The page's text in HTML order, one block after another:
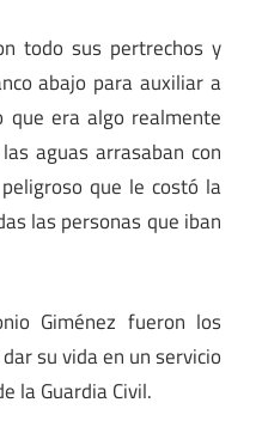
todo sus pertrechos y
abajo para auxiliar a
que era algo realmente
aguas arrasaban con
que le costó la
las personas que iban
Giménez fueron los
su vida en un servicio
la Guardia Civil.